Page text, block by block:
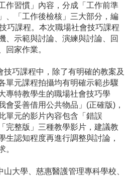
作習慣」內容，分成「工作前準
、「工作後檢核」三大部分，編
巧課程。本次職場社會技巧課程
、示範與討論、演練與討論、回
回家作業。
巧課程中，除了有明確的教案及
單元課程拍攝均有明確示範步驟
專特教學生的職場社會技巧學
會妥善借用公共物品」(正確版)，
單元的影片內容包含「錯誤
完整版」三種教學影片，建議教
生認知程度再進行調整與討論，
。
大學、慈惠醫護管理專科學校、